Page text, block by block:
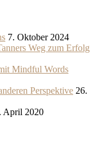
7. Oktober 2024
Weg zum Erfolg
Mindful Words
Perspektive 26.
April 2020